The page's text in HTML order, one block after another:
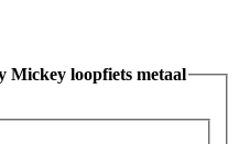
Mickey loopfiets metaal